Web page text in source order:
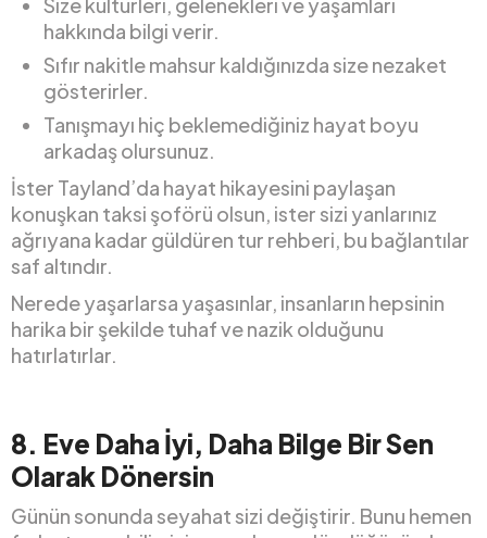
hakkında bilgi verir.
Sıfır nakitle mahsur kaldığınızda size nezaket
gösterirler.
Tanışmayı hiç beklemediğiniz hayat boyu
arkadaş olursunuz.
İster Tayland’da hayat hikayesini paylaşan
konuşkan taksi şoförü olsun, ister sizi yanlarınız
ağrıyana kadar güldüren tur rehberi, bu bağlantılar
saf altındır.
Nerede yaşarlarsa yaşasınlar, insanların hepsinin
harika bir şekilde tuhaf ve nazik olduğunu
hatırlatırlar.
8. Eve Daha İyi, Daha Bilge Bir Sen
Olarak Dönersin
Günün sonunda seyahat sizi değiştirir. Bunu hemen